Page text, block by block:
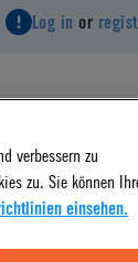
Log in or
bar
verbessern zu
zu. Sie können
einsehen.